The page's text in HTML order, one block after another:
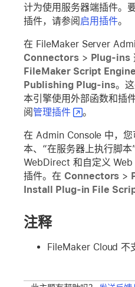
计为使用服务器端插件。
插件，请参阅启用插件。
在 FileMaker Server
Connectors> Plug-ins
FileMaker Script
Publishing Plug-ins。
本引擎使用外部函数和插
阅管理插件 。
在 Admin Console 中，
本、“在服务器上执行脚
WebDirect 和自定义
插件。在 Connectors >
Install Plug-in File
注释
FileMaker Cloud 不